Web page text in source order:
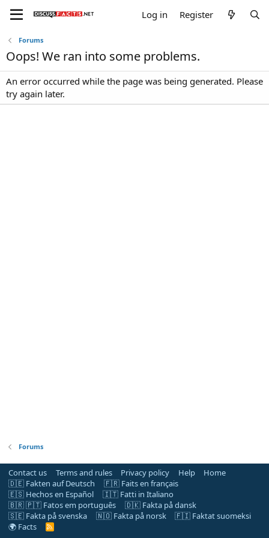
Log in Register
Forums
Oops! We ran into some problems.
An error occurred while the page was being generated. Please
try again later.
Forums
Contact us Terms and rules Privacy policy Help
Home
🇩🇪 Fakten auf Deutsch
🇫🇷 Faits en français
🇪🇸 Hechos en Español
🇮🇹 Fatti in Italiano
🇧🇷 🇵🇹 Fatos em português
🇩🇰 Fakta på dansk
🇸🇪 Fakta på svenska
🇳🇴 Fakta på norsk
🇫🇮 Faktat suomeksi
🌍 Facts
R